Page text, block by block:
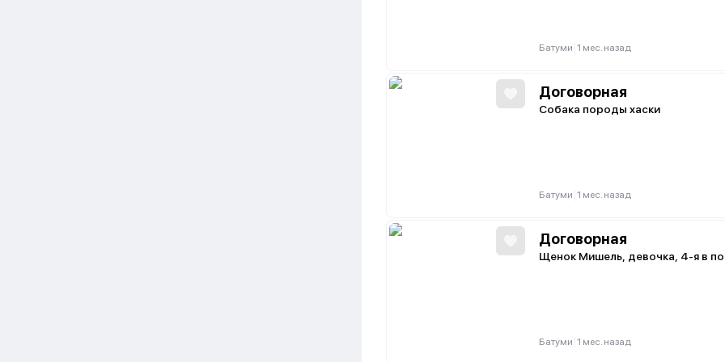
Батуми 1 мес. назад
Договорная
Собака породы хаски
Батуми 1 мес. назад
Договорная
Щенок Мишель, девочка, 4-я в
Батуми 1 мес. назад